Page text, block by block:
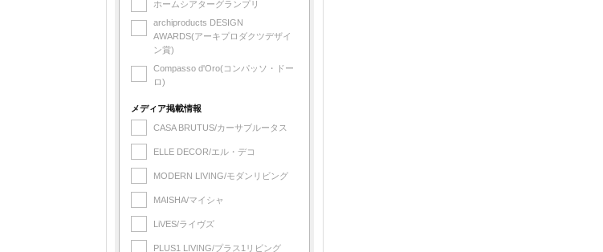
ホームシアターグランプリ
archiproducts DESIGN
AWARDS(アーキプロダクツデザイ
ン賞)
Compasso d'Oro(コンパッソ・ドー
ロ)
メディア掲載情報
CASA BRUTUS/カーサブルータス
ELLE DECOR/エル・デコ
MODERN LIVING/モダンリビング
MAISHA/マイシャ
LiVES/ライヴズ
PLUS1 LIVING/プラス1リビング